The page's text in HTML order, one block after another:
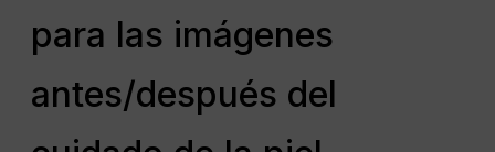
para las imágenes
antes/después del